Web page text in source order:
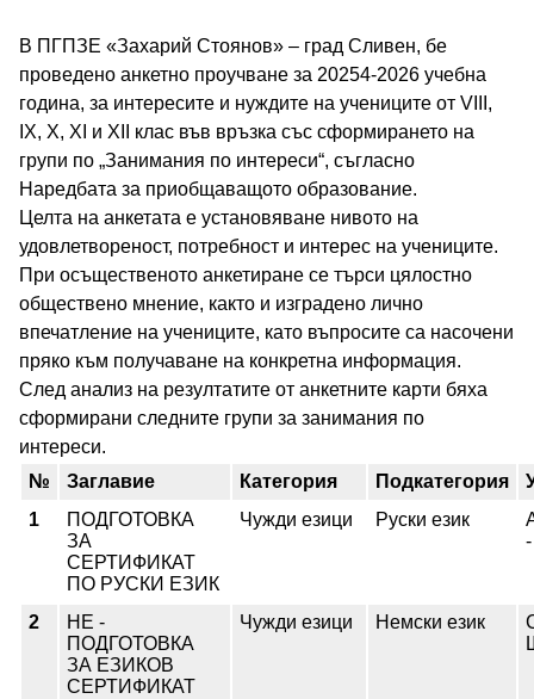
АНГЛИЙСКИ ЕЗИК – ГРЪЦКИ ЕЗИК
НЕМСКИ ЕЗИК – АНГЛИЙСКИ ЕЗИК
През учебната 2026/2027 година ПГПЗЕ „Захарий
Стоянов“ ще приеме ученици в следните
паралелки с профил „Чужди езици“::
В ПГПЗЕ «Захарий Стоянов» – град Сливен, бе
проведено анкетно проучване за 20254-2026 учебна
година, за интересите и нуждите на учениците от VIII,
IX, X, XI и XII клас във връзка със сформирането на
групи по „Занимания по интереси“, съгласно
Наредбата за приобщаващото образование.
Целта на анкетата е установяване нивото на
удовлетвореност, потребност и интерес на учениците.
При осъщественото анкетиране се търси цялостно
обществено мнение, както и изградено лично
впечатление на учениците, като въпросите са насочени
пряко към получаване на конкретна информация.
След анализ на резултатите от анкетните карти бяха
сформирани следните групи за занимания по
интереси.
№
Заглавие Категория Подкатегория
1
ПОДГОТОВКА
ЗА
СЕРТИФИКАТ
ПО РУСКИ ЕЗИК
Чужди езици Руски език
2
НЕ -
ПОДГОТОВКА
ЗА ЕЗИКОВ
СЕРТИФИКАТ
Чужди езици Немски език